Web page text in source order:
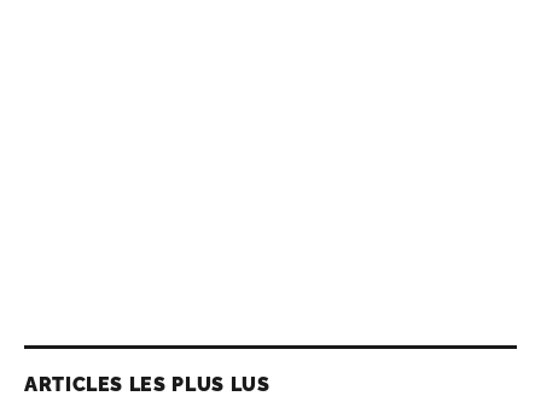
ARTICLES LES PLUS LUS